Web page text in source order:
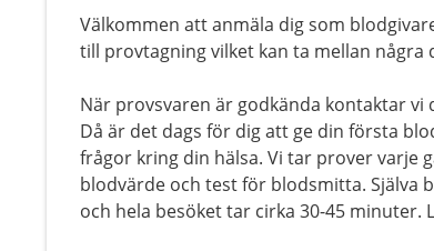
Välkommen att anmäla dig som
till provtagning vilket kan ta mellan några
När provsvaren är godkända kontaktar vi
Då är det dags för dig att ge din första
frågor kring din hälsa. Vi tar prover varje
blodvärde och test för blodsmitta. Själva
och hela besöket tar cirka 30-45 minuter.